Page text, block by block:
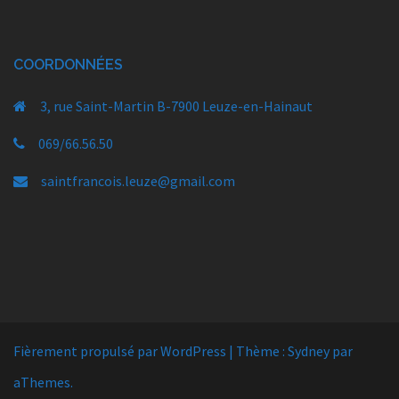
COORDONNÉES
3, rue Saint-Martin B-7900 Leuze-en-Hainaut
069/66.56.50
saintfrancois.leuze@gmail.com
Fièrement propulsé par WordPress | Thème : Sydney par
aThemes.